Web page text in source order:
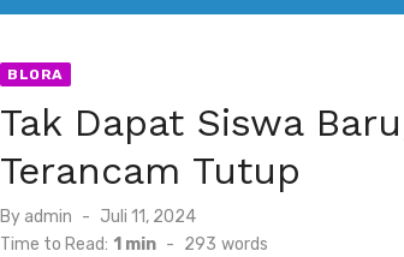
BLORA
Tak Dapat Siswa
Terancam Tutup
By admin
Posted
on
Juli 11, 2024
Time to Read: 1 min - 293 words